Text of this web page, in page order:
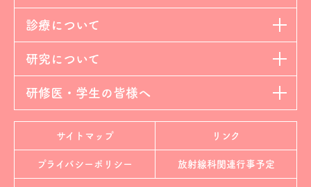
診療について
研究について
研修医・学生の皆様へ
サイトマップ リンク
プライバシーポリシー 放射線科関連行事予定